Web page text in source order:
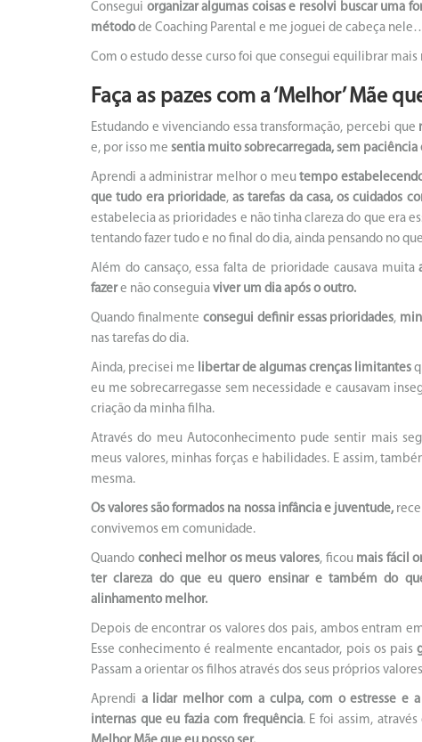
Consegui organizar algumas coisas e resolvi buscar uma
métodode Coaching Parental e me joguei de cabeça
Com o estudo desse curso foi que consegui equilibrar
Faça as pazes com a ‘Melhor’ Mãe
Estudando e vivenciando essa transformação, percebi que
e, por isso me sentia muito sobrecarregada, sem paciência
Aprendi a administrar melhor o meu tempo
que tudo era prioridade,as tarefas da casa, os cuidados
estabelecia as prioridades e não tinha clareza do que era
tentando fazer tudo e no final do dia, ainda pensando no
Além do cansaço, essa falta de prioridade causava muita
fazere não conseguia viver um dia após o outro.
Quando finalmente consegui definir essas prioridades,
nas tarefas do dia.
Ainda, precisei me libertar de algumas crenças limitantes
eu me sobrecarregasse sem necessidade e causavam
criação da minha filha.
Através do meu Autoconhecimento pude sentir mais
meus valores, minhas forças e habilidades. E assim,
mesma.
Os valores são formados na nossa infância e juventude,
convivemos em comunidade.
Quando conheci melhor os meus valores, ficou mais fácil
ter clareza do que eu quero ensinar e também do
alinhamento melhor.
Depois de encontrar os valores dos pais, ambos entram
Esse conhecimento é realmente encantador, pois os pais
Passam a orientar os filhos através dos seus próprios
Aprendi a lidar melhor com a culpa, com o estresse e a
internas que eu fazia com frequência. E foi assim,